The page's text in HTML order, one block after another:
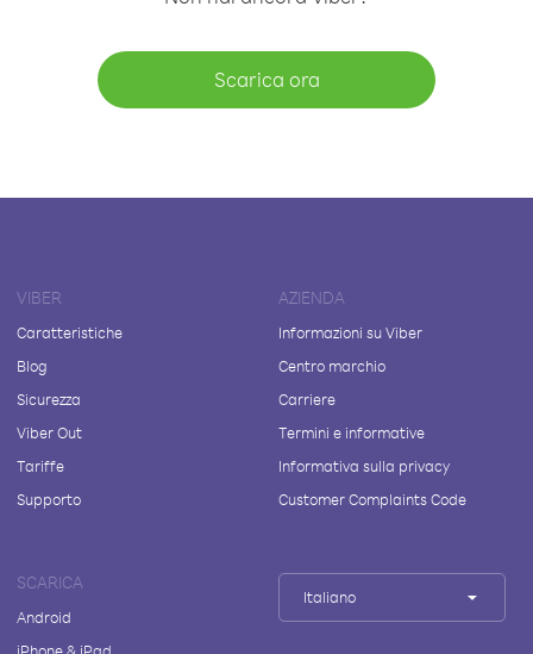
Scarica ora
VIBER
Caratteristiche
Blog
Sicurezza
Viber Out
Tariffe
Supporto
AZIENDA
Informazioni su Viber
Centro marchio
Carriere
Termini e informative
Informativa sulla privacy
Customer Complaints Code
SCARICA
Android
Italiano